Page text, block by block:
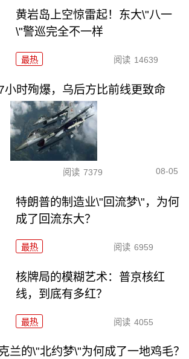
黄岩岛上空惊雷起！东大\"八一
\"警巡完全不一样
最热 阅读 14639
小时殉爆，乌后方比前线更致命
阅读 7379 08-05
特朗普的制造业\"回流梦\"，为何
成了回流东大？
最热 阅读 6959
核牌局的模糊艺术：普京核红
线，到底有多红？
最热 阅读 4055
兰的\"北约梦\"为何成了一地鸡毛？